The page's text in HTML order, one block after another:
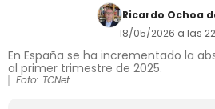
Ricardo Ochoa
18/05/2026 a las
En España se ha incrementado la
al primer trimestre de 2025.
Foto: TCNet